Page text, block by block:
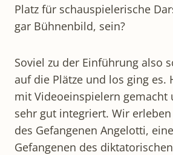
Platz für schauspielerische
gar Bühnenbild, sein?
Soviel zu der Einführung also
auf die Plätze und los ging es.
mit Videoeinspielern gemacht
sehr gut integriert. Wir
des Gefangenen Angelotti,
Gefangenen des